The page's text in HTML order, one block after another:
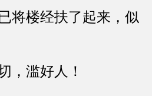
楼经扶了起来，似
滥好人！